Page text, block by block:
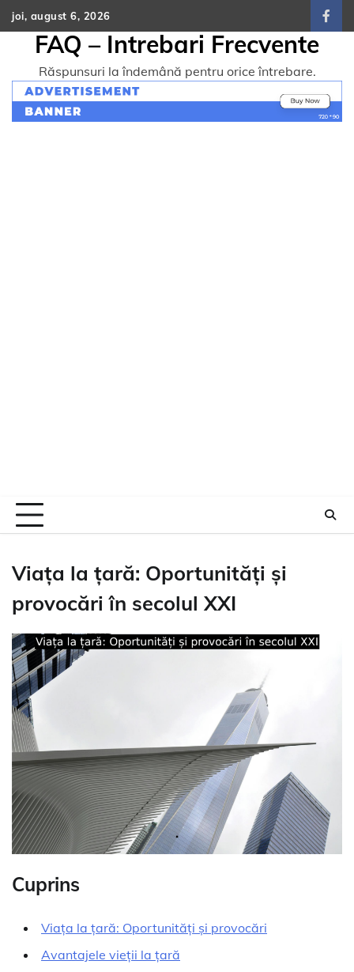
Skip
to
content
joi, august 6, 2026
FAQ – Intrebari Frecvente
Răspunsuri la îndemână pentru orice întrebare.
Viața la țară: Oportunități și
provocări în secolul XXI
Cuprins
Viața la țară: Oportunități și provocări
Avantajele vieții la țară